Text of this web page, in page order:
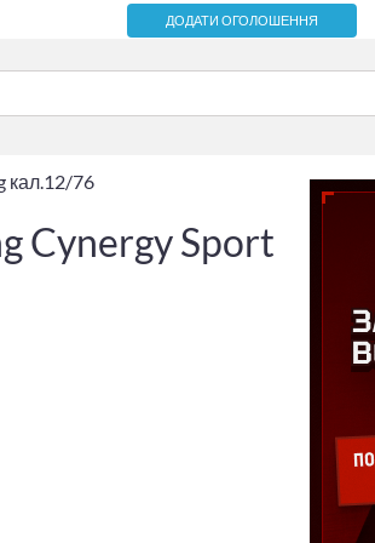
ДОДАТИ ОГОЛОШЕННЯ
кал.12/76
Cynergy Sport